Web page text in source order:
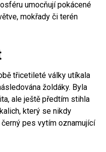
umocňují pokácené
mokřady či terén
třicetileté války utíkala
žoldáky. Byla
ale ještě předtím stihla
který se nikdy
pes vytím oznamující